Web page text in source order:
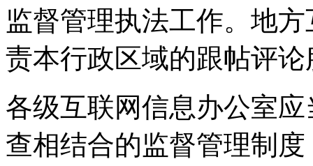
监督管理执法工作。地
责本行政区域的跟帖评
各级互联网信息办公室
查相结合的监督管理制